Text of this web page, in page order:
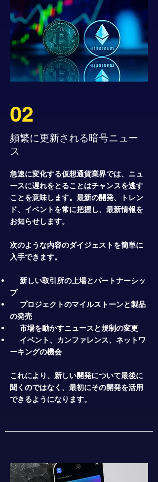
02
頻繁に更新される暗号ニュー
ス
急速に変化する仮想通貨業界では、ニュ
ースに遅れをとることはチャンスを逃す
ことを意味します。最新の開発、トレン
ド、イベントを常に把握し、最新情報を
お知らせします。
次のような内容のダイジェストを簡単に
入手できます。
新しい取引所の上場とパートナーシッ
プ
プロジェクトのマイルストーンと製品
の発売
市場を動かすニュースと規制の変更
イベント、カンファレンス、ネットワ
ーキングの機会
これにより、新しい開発について最後に
聞くのではなく、最初にその開発を活用
できるようになります。